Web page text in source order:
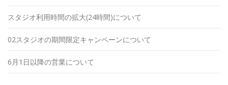
スタジオ利用時間の拡大(24時間)について
02スタジオの期間限定キャンペーンについて
6月1日以降の営業について